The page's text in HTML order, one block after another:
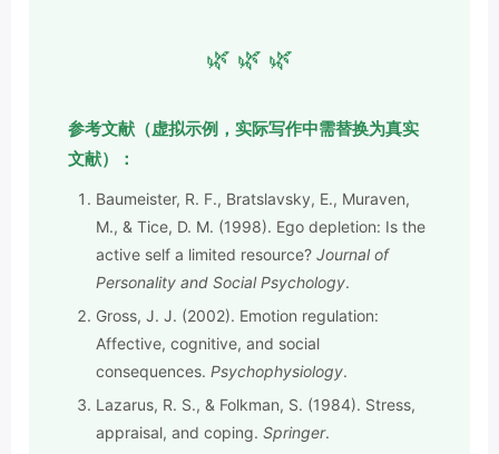
🌿 🌿 🌿
参考文献（虚拟示例，实际写作中需替换为真实
文献）：
Baumeister, R. F., Bratslavsky, E., Muraven,
M., & Tice, D. M. (1998). Ego depletion: Is the
active self a limited resource? Journal of
Personality and Social Psychology.
Gross, J. J. (2002). Emotion regulation:
Affective, cognitive, and social
consequences. Psychophysiology.
Lazarus, R. S., & Folkman, S. (1984). Stress,
appraisal, and coping. Springer.